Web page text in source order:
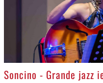
>
Soncino - Grande jazz